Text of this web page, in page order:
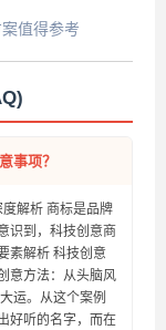
值得参考
事项？
解析 商标是品牌
识到，科技创意商
素解析 科技创意
意方法：从头脑风
运。从这个案例
好听的名字，而在